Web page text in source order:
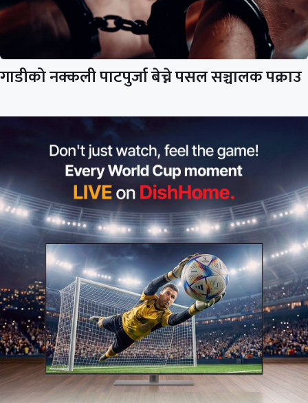
गाडीको नक्कली पाटपुर्जा बेच्ने पसल सञ्चालक पक्राउ